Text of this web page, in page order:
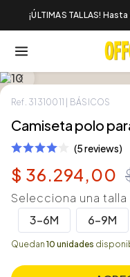
¡ÚLTIMAS TALLAS! Hasta
Ref. 31310011 | BÁSICOS
Camiseta polo
(5 reviews)
$ 36.294,00
Selecciona una talla
3-6M
6-9M
Quedan 10 unidades